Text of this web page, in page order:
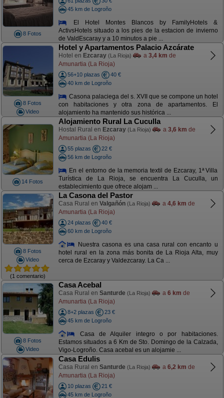
8 Fotos
45 km de Logroño
El Hotel Montes Blancos by FamilyHotels &
ActivsHotels situado a los pies de la estacion de invierno
de ValdEscaray y a 10 minutos a pie ...
8 Fotos
Video
Hotel y Apartamentos Palacio Azcárate
Hotel en Ezcaray (La Rioja) a 3,4 km de
Amunartia (La Rioja)
56+10 plazas
40 €
40 km de Logroño
Casona palaciega del s. XVII que se compone un hotel
con habitaciones y otra zona de apartamentos. El
alojamiento ha mantenido sus histórica ...
14 Fotos
Alojamiento Rural La Cuculla
Hostal Rural en Ezcaray (La Rioja) a 3,6 km de
Amunartia (La Rioja)
55 plazas
22 €
56 km de Logroño
En el entorno de la memoria textil de Ezcaray, 1ª Villa
Turística de La Rioja, se encuentra La Cuculla, un
establecimiento que ofrece alojam ...
8 Fotos
Video
(1 comentario)
La Casona del Pastor
Casa Rural en Valgañón (La Rioja) a 4,6 km de
Amunartia (La Rioja)
24 plazas
40 €
60 km de Logroño
Nuestra casona es una casa rural con encanto u
hotel rural en la zona más bonita de La Rioja Alta, muy
cerca de Ezcaray y Valdezcaray. La Ca ...
8 Fotos
Video
Casa Acebal
Casa Rural en Santurde (La Rioja) a 6 km de
Amunartia (La Rioja)
8+2 plazas
23 €
45 km de Logroño
Casa de Alquiler integro o por habitaciones.
Estamos situados a 6 Km de Sto. Domingo de la Calzada,
Vigo-Logroño. Casa acebal es un alojamie ...
Casa Edulis
Casa Rural en Santurde (La Rioja) a 6,2 km de
Amunartia (La Rioja)
10 plazas
21 €
45 km de Logroño